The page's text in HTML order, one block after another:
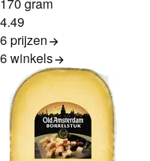
170 gram
4.49
6 prijzen
6winkels